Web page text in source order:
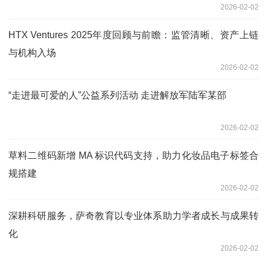
2026-02-02
HTX Ventures 2025年度回顾与前瞻：监管清晰、资产上链
与机构入场
2026-02-02
“走进最可爱的人”公益系列活动 走进解放军陆军某部
2026-02-02
草料二维码新增 MA 标识代码支持，助力化妆品电子标签合
规搭建
2026-02-02
深耕科研服务，萨奇教育以专业体系助力学者成长与成果转
化
2026-02-02